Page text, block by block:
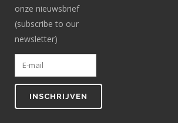
onze nieuwsbrief
(subscribe to our
newsletter)